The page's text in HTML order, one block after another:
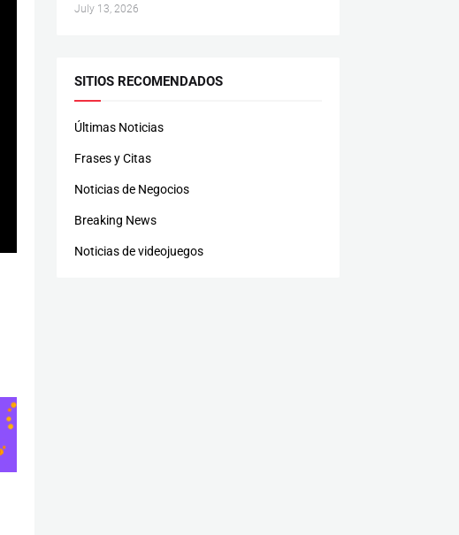
July 13, 2026
SITIOS RECOMENDADOS
Últimas Noticias
Frases y Citas
Noticias de Negocios
Breaking News
Noticias de videojuegos